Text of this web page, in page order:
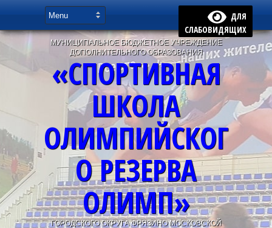
ДЛЯ
СЛАБОВИДЯЩИХ
МУНИЦИПАЛЬНОЕ БЮДЖЕТНОЕ УЧРЕЖДЕНИЕ
ДОПОЛНИТЕЛЬНОГО ОБРАЗОВАНИЯ
«СПОРТИВНАЯ
ШКОЛА
ОЛИМПИЙСКОГ
О РЕЗЕРВА
ОЛИМП»
ГОРОДСКОГО ОКРУГА ФРЯЗИНО МОСКОВСКОЙ